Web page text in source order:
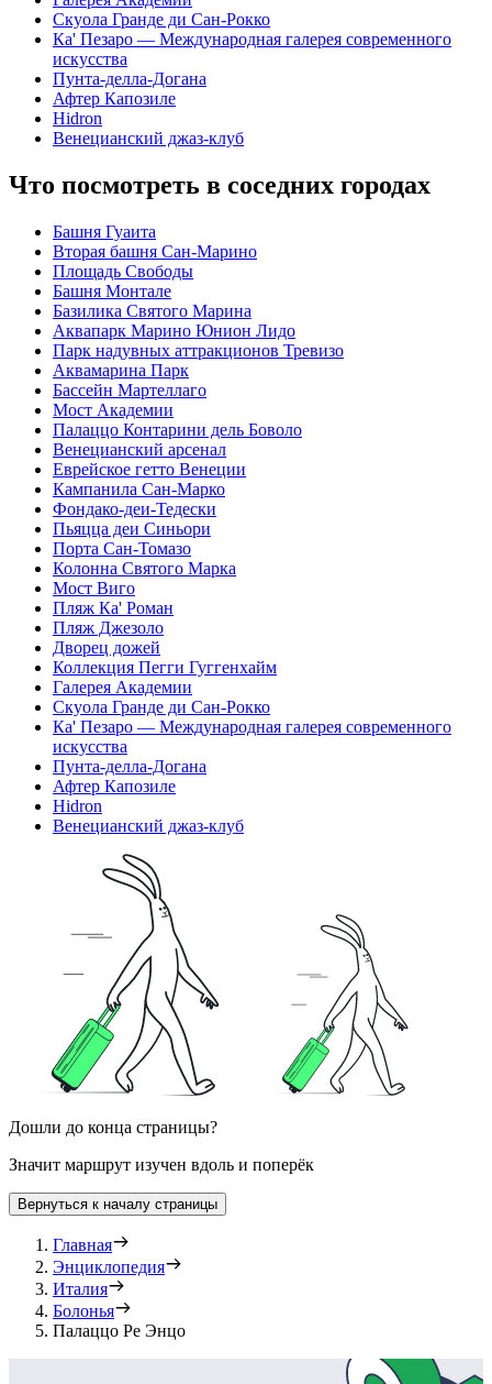
Скуола Гранде ди Сан-Рокко
Ка' Пезаро — Международная галерея современного
искусства
Пунта-делла-Догана
Афтер Капозиле
Hidron
Венецианский джаз-клуб
Что посмотреть в соседних городах
Башня Гуаита
Вторая башня Сан-Марино
Площадь Свободы
Башня Монтале
Базилика Святого Марина
Аквапарк Марино Юнион Лидо
Парк надувных аттракционов Тревизо
Аквамарина Парк
Бассейн Мартеллаго
Мост Академии
Палаццо Контарини дель Боволо
Венецианский арсенал
Еврейское гетто Венеции
Кампанила Сан-Марко
Фондако-деи-Тедески
Пьяцца деи Синьори
Порта Сан-Томазо
Колонна Святого Марка
Мост Виго
Пляж Ка' Роман
Пляж Джезоло
Дворец дожей
Коллекция Пегги Гуггенхайм
Галерея Академии
Скуола Гранде ди Сан-Рокко
Ка' Пезаро — Международная галерея современного
искусства
Пунта-делла-Догана
Афтер Капозиле
Hidron
Венецианский джаз-клуб
Дошли до конца страницы?
Значит маршрут изучен вдоль и поперёк
Вернуться к началу страницы
Главная
Энциклопедия
Италия
Болонья
Палаццо Ре Энцо